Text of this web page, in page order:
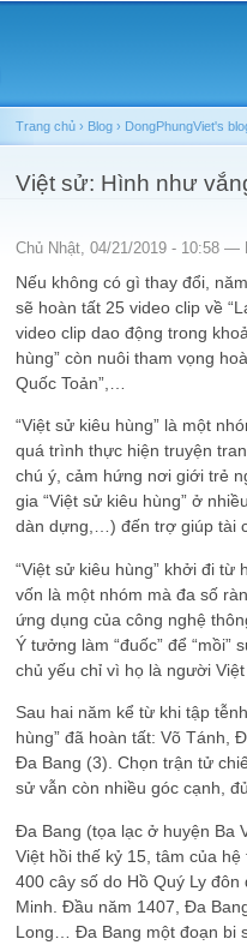
You are here
Trang chủ › Blog › DongPhungViet's
Việt sử: Hình như
Chủ Nhật, 04/21/2019 - 10:58 —
Nếu không có gì thay đổi,
sẽ hoàn tất 25 video clip về
video clip dao động trong
hùng” còn nuôi tham vọng
Quốc Toản”,…
“Việt sử kiêu hùng” là một
quá trình thực hiện truyện
chú ý, cảm hứng nơi giới trẻ
gia “Việt sử kiêu hùng” ở
dàn dựng,…) đến trợ giúp tài
“Việt sử kiêu hùng” khởi đi từ
vốn là một nhóm mà đa số
ứng dụng của công nghệ
Ý tưởng làm “đuốc” để
chủ yếu chỉ vì họ là người
Sau hai năm kể từ khi tập
hùng” đã hoàn tất: Võ Tánh,
Đa Bang (3). Chọn trận tử
sử vẫn còn nhiều góc cạnh,
Đa Bang (tọa lạc ở huyện Ba
Việt hồi thế kỷ 15, tâm của
400 cây số do Hồ Quý Ly
Minh. Đầu năm 1407, Đa
Long… Đa Bang một